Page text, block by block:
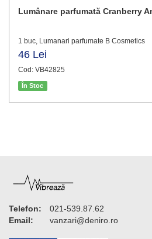
Lumânare parfumată Cranberry
1 buc, Lumanari parfumate B Cosmetics
46 Lei
Cod: VB42825
În Stoc
Telefon:
021-539.87.62
Email:
vanzari@deniro.ro